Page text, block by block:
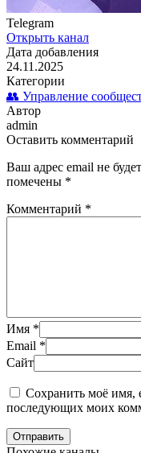
Telegram
Открыть канал
Дата добавления
24.11.2025
Категории
👥 Управление
Автор
admin
Оставить комментарий
Ваш адрес email не
помечены *
Комментарий *
Имя *
Email *
Сайт
Сохранить моё имя,
последующих моих
Отправить